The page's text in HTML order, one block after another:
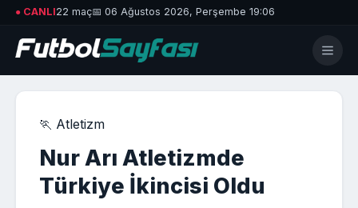
● CANLI22 maç📅 06 Ağustos 2026, Perşembe 19:06
🏃 Atletizm
Nur Arı Atletizmde
Türkiye İkincisi Oldu